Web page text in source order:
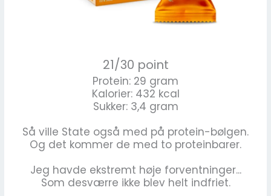
21/30 point
Protein: 29 gram
Kalorier: 432 kcal
Sukker: 3,4 gram
Så ville State også med på protein-bølgen.
Og det kommer de med to proteinbarer.
Jeg havde ekstremt høje forventninger...
Som desværre ikke blev helt indfriet.